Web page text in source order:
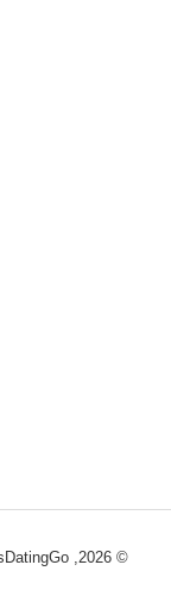
© 2026, RusDatingGo |